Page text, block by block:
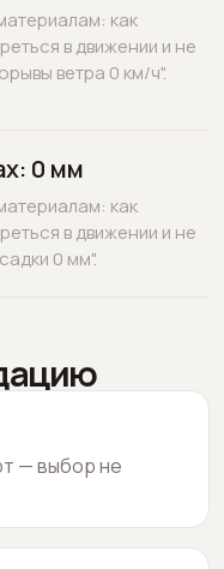
как
в движении и не
ветра 0 км/ч".
0 мм
как
в движении и не
0 мм".
— выбор не